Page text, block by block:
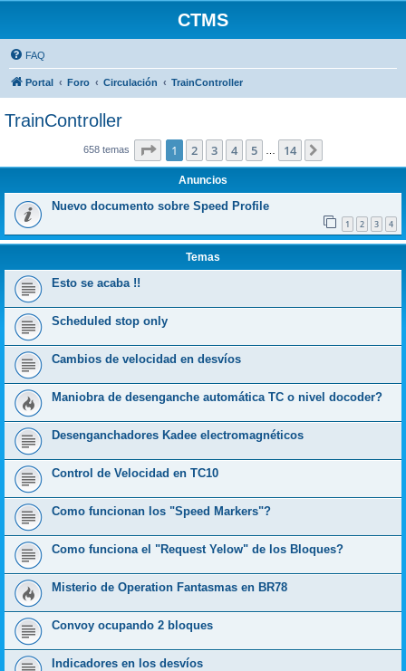
CTMS
FAQ
Portal Foro Circulación TrainController
TrainController
658 temas Página de 14
1 2 3 4 5 14
Anuncios
Nuevo documento sobre Speed Profile
1 2 3 4
Temas
Esto se acaba !!
Scheduled stop only
Cambios de velocidad en desvíos
Maniobra de desenganche automática TC o nivel docoder?
Desenganchadores Kadee electromagnéticos
Control de Velocidad en TC10
Como funcionan los "Speed Markers"?
Como funciona el "Request Yelow" de los Bloques?
Misterio de Operation Fantasmas en BR78
Convoy ocupando 2 bloques
Indicadores en los desvíos